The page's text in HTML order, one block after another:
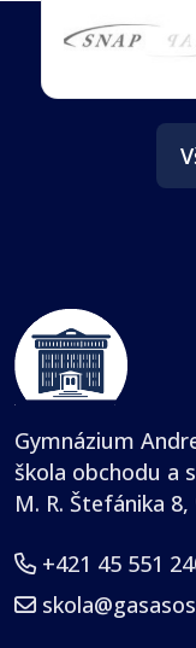
Gymnázium
škola obchodu a
M. R. Štefánika
+421 45 551